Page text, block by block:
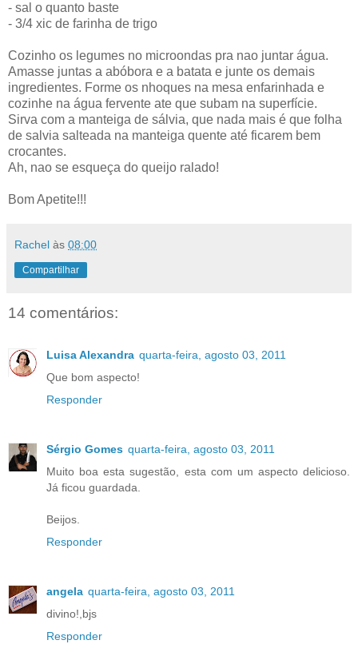
- sal o quanto baste
- 3/4 xic de farinha de trigo
Cozinho os legumes no microondas pra nao juntar água.
Amasse juntas a abóbora e a batata e junte os demais
ingredientes. Forme os nhoques na mesa enfarinhada e
cozinhe na água fervente ate que subam na superfície.
Sirva com a manteiga de sálvia, que nada mais é que folha
de salvia salteada na manteiga quente até ficarem bem
crocantes.
Ah, nao se esqueça do queijo ralado!
Bom Apetite!!!
Rachel às 08:00
Compartilhar
14 comentários:
Luisa Alexandra quarta-feira, agosto 03, 2011
Que bom aspecto!
Responder
Sérgio Gomes quarta-feira, agosto 03, 2011
Muito boa esta sugestão, esta com um aspecto delicioso.
Já ficou guardada.
Beijos.
Responder
angela quarta-feira, agosto 03, 2011
divino!,bjs
Responder